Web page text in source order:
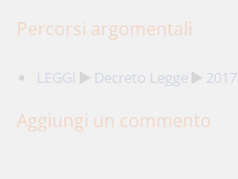
Percorsi argomentali
LEGGI Decreto Legge 2017
Aggiungi un commento